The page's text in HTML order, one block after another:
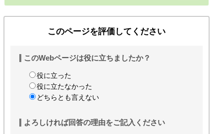
このページを評価してください
このWebページは役に立ちましたか？
役に立った
役に立たなかった
どちらとも言えない
よろしければ回答の理由をご記入ください